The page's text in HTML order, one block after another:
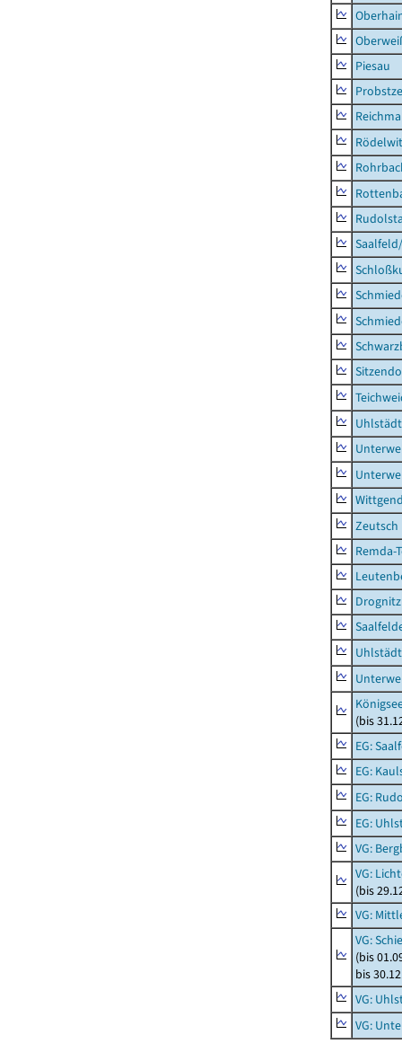
Piesau
Uhlstädt
Zeutsch
Remda-
Drognitz
(bis
EG:
EG:
EG:
EG:
VG:
VG:
(bis
VG:
VG:
(bis
bis
VG:
VG: